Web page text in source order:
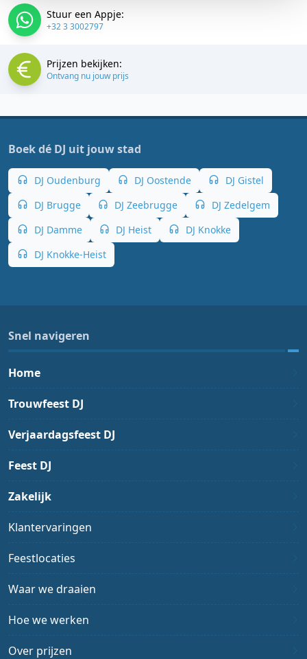
Stuur een Appje:
+32 3 3002797
Prijzen bekijken:
Ontvang nu jouw prijs
Boek dé DJ uit jouw stad
DJ Oudenburg DJ Oostende
DJ Gistel
DJ Brugge
DJ Zeebrugge
DJ Zedelgem
DJ Damme
DJ Heist
DJ Knokke
DJ Knokke-Heist
Snel navigeren
Home
Trouwfeest DJ
Verjaardagsfeest DJ
Feest DJ
Zakelijk
Klantervaringen
Feestlocaties
Waar we draaien
Hoe we werken
Over prijzen